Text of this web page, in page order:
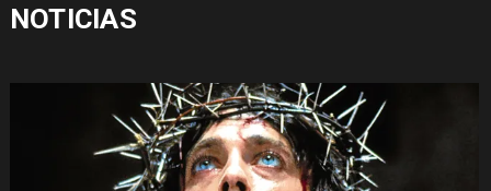
NOTICIAS